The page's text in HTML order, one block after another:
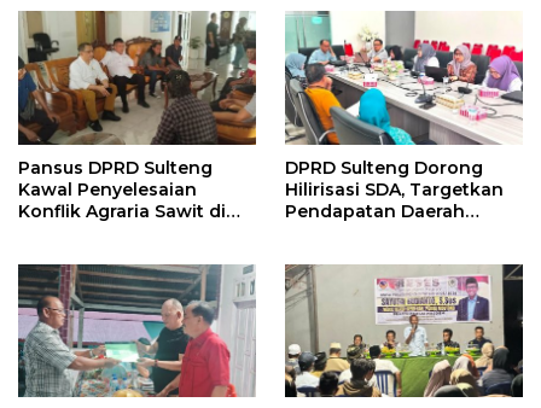
Pansus DPRD Sulteng
Kawal Penyelesaian
Konflik Agraria Sawit di
DPRD Sulteng Dorong
Hilirisasi SDA, Targetkan
Pendapatan Daerah